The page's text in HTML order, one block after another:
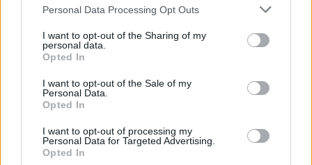
Please note that this website/app uses one or more Google
not limited to your visit or usage behaviour. You may click to
grant or deny consent to Google and its third-party tags to
use your data for below specified purposes in below Google
consent section.
Personal Data Processing Opt Outs
I want to opt-out of the Sharing of my
personal data.
Opted In
I want to opt-out of the Sale of my
Personal Data.
Opted In
I want to opt-out of processing my
Personal Data for Targeted Advertising.
Opted In
Népszerű